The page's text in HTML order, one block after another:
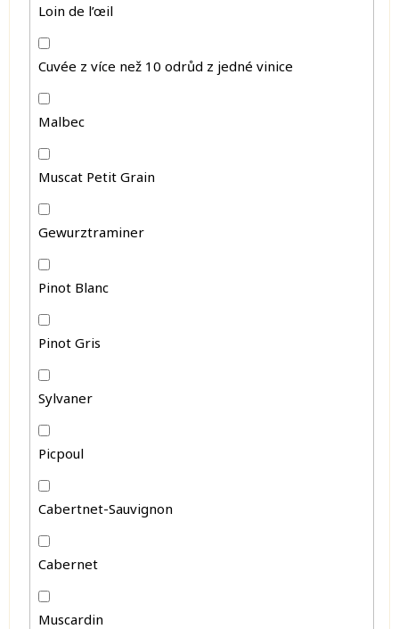
Loin de l’œil
Cuvée z více než 10 odrůd z jedné vinice
Malbec
Muscat Petit Grain
Gewurztraminer
Pinot Blanc
Pinot Gris
Sylvaner
Picpoul
Cabertnet-Sauvignon
Cabernet
Muscardin